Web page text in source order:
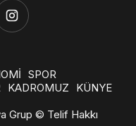
SPOR
KADROMUZ
KÜNYE
Grup © Telif Hakkı